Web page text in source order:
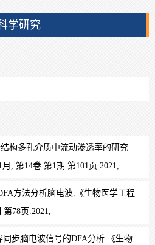
学研究
构多孔介质中流动渗透率的研究.
, 第14卷 第1期 第101页.2021,
方法分析脑电波.《生物医学工程
78页.2021,
步脑电波信号的DFA分析.《生物